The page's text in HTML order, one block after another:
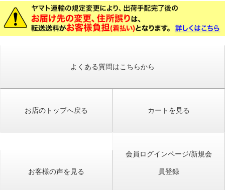
よくある質問はこちらから
お店のトップへ戻る カートを見る
お客様の声を見る
会員ログインページ/新規会
員登録